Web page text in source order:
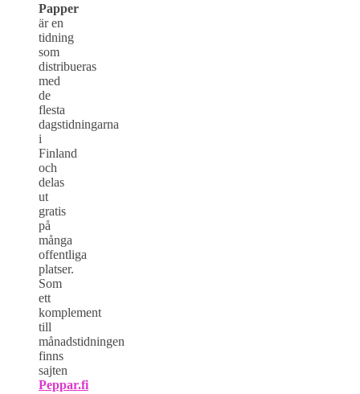
Papper
är en
tidning
som
distribueras
med
de
flesta
dagstidningarna
i
Finland
och
delas
ut
gratis
på
många
offentliga
platser.
Som
ett
komplement
till
månadstidningen
finns
sajten
Peppar.fi